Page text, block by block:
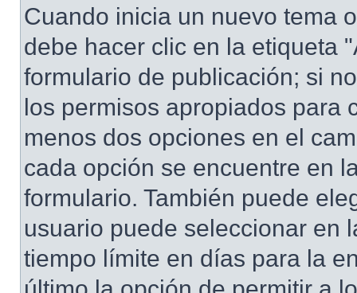
Cuando inicia un nuevo tema
debe hacer clic en la etiqueta
formulario de publicación; si
los permisos apropiados para
menos dos opciones en el
cada opción se encuentre en
formulario. También puede
usuario puede seleccionar en
tiempo límite en días para la